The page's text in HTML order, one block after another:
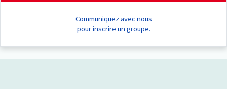
Communiquez avec nous
pour inscrire un groupe.